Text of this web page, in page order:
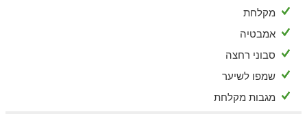
מקלחת
אמבטיה
סבוני רחצה
שמפו לשיער
מגבות מקלחת